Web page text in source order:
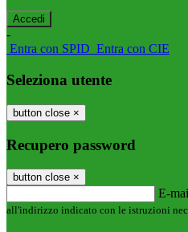
-
Entra con SPID Entra con CIE
Seleziona utente
button close ×
Recupero password
button close ×
E-
all'indirizzo indicato con le istruzioni